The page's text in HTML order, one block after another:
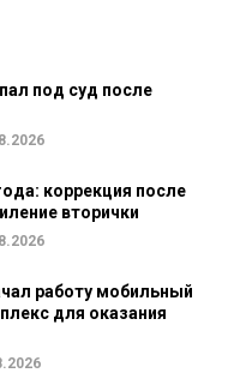
под суд после
коррекция после
вторички
работу мобильный
для оказания